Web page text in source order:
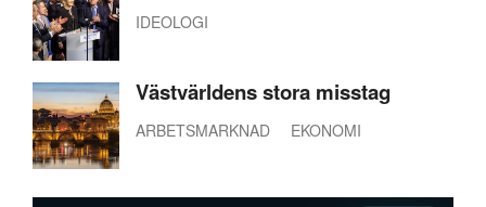
IDEOLOGI
Västvärldens stora misstag
ARBETSMARKNAD EKONOMI